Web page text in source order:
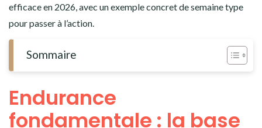
efficace en 2026, avec un exemple concret de semaine type
pour passer à l’action.
Sommaire
Endurance
fondamentale : la base